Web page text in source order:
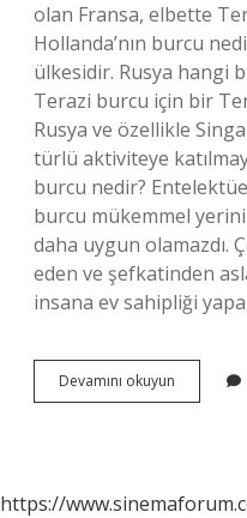
olan Fransa, elbette
Hollanda’nın burcu
ülkesidir. Rusya hangi
Terazi burcu için bir
Rusya ve özellikle
türlü aktiviteye
burcu nedir?
burcu mükemmel
daha uygun olamazdı.
eden ve şefkatinden
insana ev sahipliği
Devamını okuyun Almanya
Nin
https://